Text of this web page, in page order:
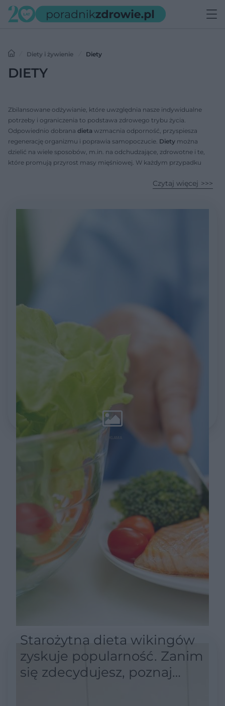
Diety i żywienie Diety
DIETY
Zbilansowane odżywianie, które uwzględnia nasze indywidualne
potrzeby i ograniczenia to podstawa zdrowego trybu życia.
Odpowiednio dobrana dieta wzmacnia odporność, przyspiesza
regenerację organizmu i poprawia samopoczucie. Diety można
dzielić na wiele sposobów, m.in. na odchudzające, zdrowotne i te,
które promują przyrost masy mięśniowej. W każdym przypadku
Czytaj więcej
Starożytna dieta wikingów
zyskuje popularność. Zanim
się zdecydujesz, poznaj